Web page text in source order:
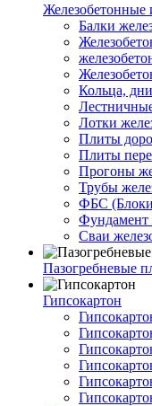
Железобетонные
Балки
Кольца,
Лотки
Плиты
Плиты
Прогоны
Трубы
ФБС
Фундамент
Сваи
Пазогребневые
Гипсокартон